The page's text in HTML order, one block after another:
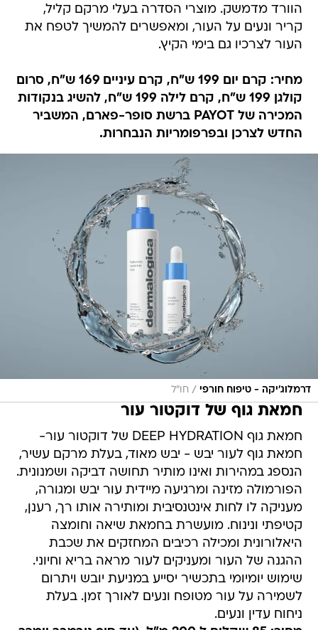
הוורד מדמשק. מוצרי הסדרה בעלי מרקם קליל,
קריר ונעים על העור, ומאפשרים להמשיך לטפח את
העור לצרכיו גם בימי הקיץ.
מחיר: קרם יום 199 ש"ח, קרם עיניים 169 ש"ח, סרום
קולגן 199 ש"ח, קרם לילה 199 ש"ח, להשיג בנקודות
המכירה של PAYOT ברשת סופר-פארם, המשביר
החדש לצרכן ובפרפומריות הנבחרות.
דרמלוג׳יקה - טיפוח חורפי / חו״ל
חמאת גוף של דוקטור עור
חמאת גוף DEEP HYDRATION של דוקטור עור-
חמאת גוף לעור יבש - יבש מאוד, בעלת מרקם עשיר,
הנספג במהירות ואינו מותיר תחושה דביקה ושמנונית.
הפורמולה מזינה ומרגיעה מיידית עור יבש ומגורה,
מעניקה לו לחות אינטנסיבית ומותירה אותו רך, רענן,
קטיפתי ונינוח. מועשרת בחמאת שיאה וחומצה
היאלורונית ומכילה רכיבים המחזקים את שכבת
ההגנה של העור ומעניקים לעור מראה בריא וחיוני.
שימוש יומיומי בתכשיר יסייע במניעת יובש ויתרום
לשמירה על עור מטופח ונעים לאורך זמן. בעלת
ניחוח עדין ונעים.